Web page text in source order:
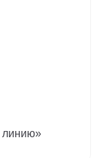
линию»